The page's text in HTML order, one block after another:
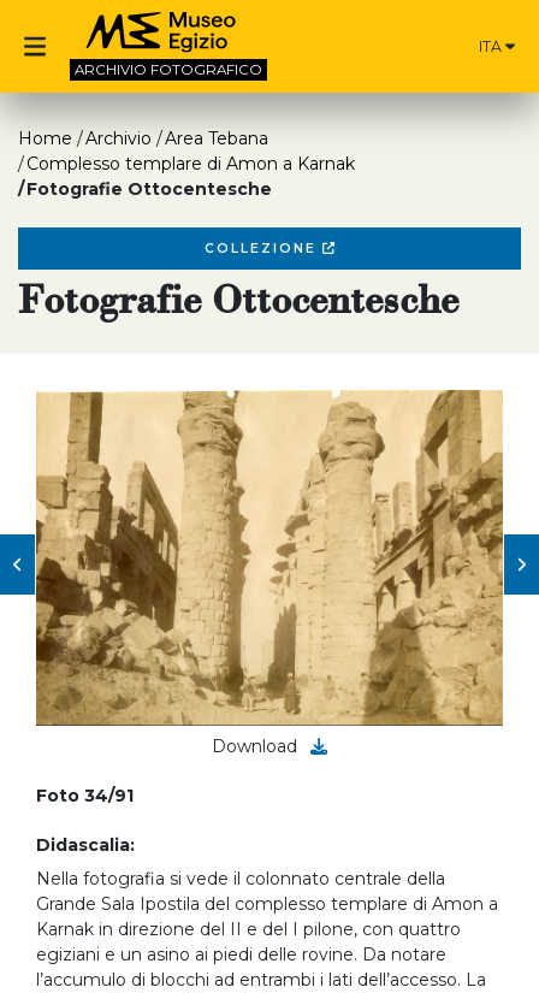
ARCHIVIO FOTOGRAFICO
ITA
Home Archivio
Area Tebana
Complesso templare di Amon a Karnak
Fotografie Ottocentesche
COLLEZIONE
Fotografie Ottocentesche
Download
Foto 34/91
Didascalia:
Nella fotografia si vede il colonnato centrale della
Grande Sala Ipostila del complesso templare di Amon a
Karnak in direzione del II e del I pilone, con quattro
egiziani e un asino ai piedi delle rovine. Da notare
l’accumulo di blocchi ad entrambi i lati dell’accesso. La